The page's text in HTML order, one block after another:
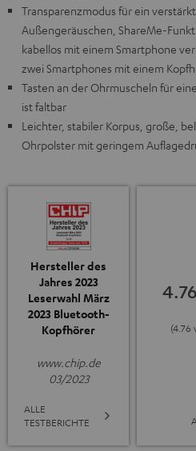
Transparenzmodus für ein
Außengeräuschen, ShareMe-
kabellos mit einem Smartphone
zwei Smartphones mit einem
Tasten an der Ohrmuscheln für
ist faltbar
Leichter, stabiler Korpus, große,
Ohrpolster mit geringem
Hersteller des
Jahres 2023
Leserwahl März
2023 Bluetooth-
Kopfhörer
www.chip.de
03/2023
ALLE
TESTBERICHTE
4.76
(4.76